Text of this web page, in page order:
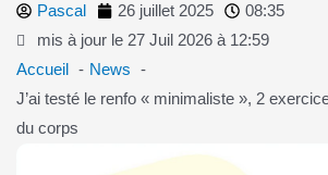
Pascal 26 juillet 2025
08:35
mis à jour le 27 Juil 2026 à 12:59
Accueil
News
J’ai testé le renfo « minimaliste », 2
du corps